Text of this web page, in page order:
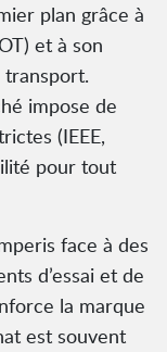
plan grâce à
et à son
impose de
(IEEE,
pour tout
face à des
d’essai et de
la marque
est souvent